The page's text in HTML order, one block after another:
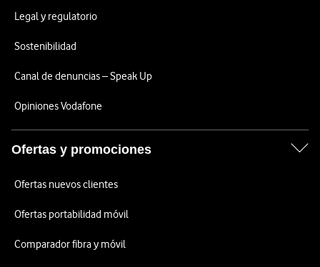
Legal y regulatorio
Sostenibilidad
Canal de denuncias – Speak Up
Opiniones Vodafone
Ofertas y promociones
Ofertas nuevos clientes
Ofertas portabilidad móvil
Comparador fibra y móvil